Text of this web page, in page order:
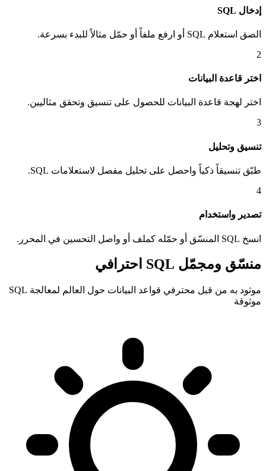
إدخال SQL
الصق استعلام SQL أو ارفع ملفاً أو حمّل مثالاً للبدء بسرعة.
2
اختر قاعدة البيانات
اختر لهجة قاعدة البيانات للحصول على تنسيق وتحقق مثاليين.
3
تنسيق وتحليل
طبّق تنسيقاً ذكياً واحصل على تحليل مفصل لاستعلامات SQL.
4
تصدير واستخدام
انسخ SQL المنسّق أو حمّله كملف أو واصل التحسين في المحرر.
منسّق ومجمّل SQL احترافي
موثود به من قبل محترفي قواعد البيانات حول العالم لمعالجة SQL
موثوقة